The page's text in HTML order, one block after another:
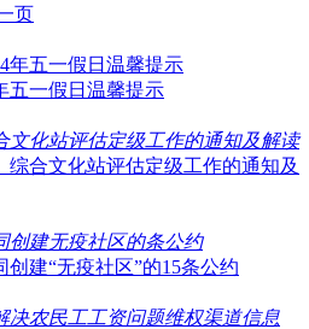
页
五一假日温馨提示
文化站评估定级工作的通知及解读
综合文化站评估定级工作的通知及
创建无疫社区的条公约
建“无疫社区”的15条公约
决农民工工资问题维权渠道信息